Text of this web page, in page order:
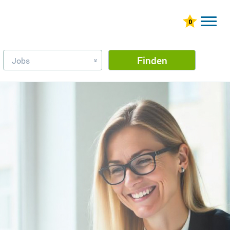
Jobs » Finden